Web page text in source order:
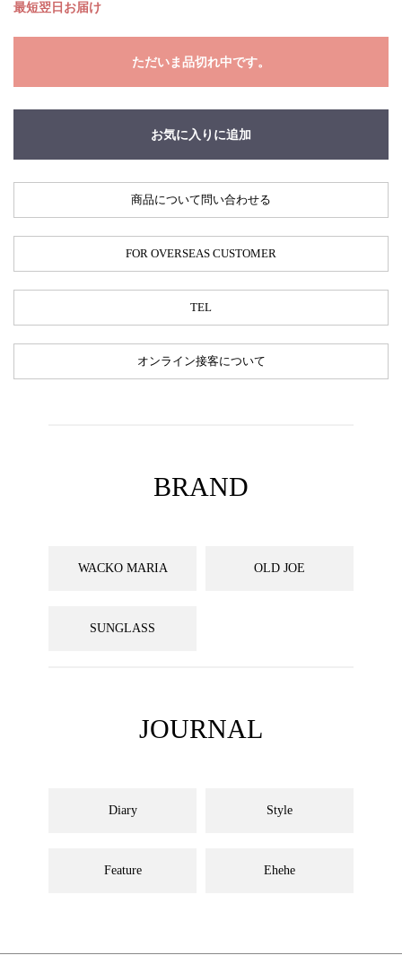
最短翌日お届け
ただいま品切れ中です。
お気に入りに追加
商品について問い合わせる
FOR OVERSEAS CUSTOMER
TEL
オンライン接客について
BRAND
WACKO MARIA OLD JOE
SUNGLASS
JOURNAL
Diary Style
Feature Ehehe